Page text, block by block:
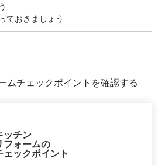
ておきましょう
ムチェックポイントを確認する
ッチン
フォームの
ェックポイント